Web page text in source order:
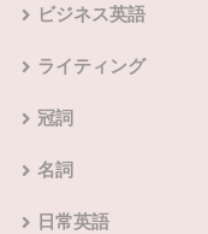
ビジネス英語
ライティング
冠詞
名詞
日常英語